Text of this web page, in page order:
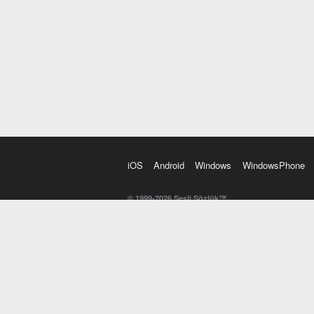
iOS Android Windows WindowsPhone
© 1999-2026 Sesli Sözlük™